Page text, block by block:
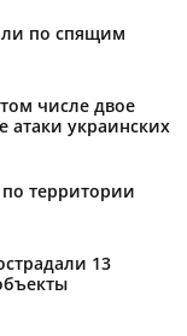
по спящим
числе двое
атаки украинских
территории
13